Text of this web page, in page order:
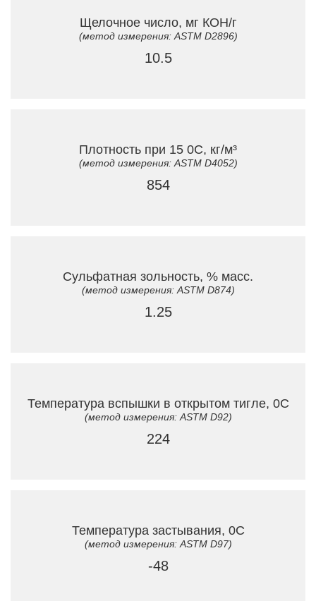
Щелочное число, мг КОН/г
(метод измерения: ASTM D2896)
10.5
Плотность при 15 0C, кг/м³
(метод измерения: ASTM D4052)
854
Сульфатная зольность, % масс.
(метод измерения: ASTM D874)
1.25
Температура вспышки в открытом тигле, 0C
(метод измерения: ASTM D92)
224
Температура застывания, 0C
(метод измерения: ASTM D97)
-48